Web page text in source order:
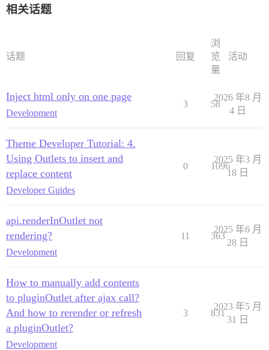
相关话题
话题 回复
浏
览
量
活动
Inject html only on one page
Development
3 58
2026 年8 月
4 日
Theme Developer Tutorial: 4.
Using Outlets to insert and
replace content
Developer Guides
0 1096
2025 年3 月
18 日
api.renderInOutlet not
rendering?
Development
11 363
2025 年6 月
28 日
How to manually add contents
to pluginOutlet after ajax call?
And how to rerender or refresh
a pluginOutlet?
Development
3 831
2023 年5 月
31 日